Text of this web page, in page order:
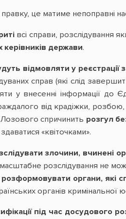
це матиме непоправні
всі справи, розслідування
керівників держави.
відмовляти у
справ (які слід
у внесенні інформації до
від крадіжки, розбою,
спричинить розгул
«квіточками».
злочини, вчинені
розслідування не
органи, які
органів кримінальної
під час досудового